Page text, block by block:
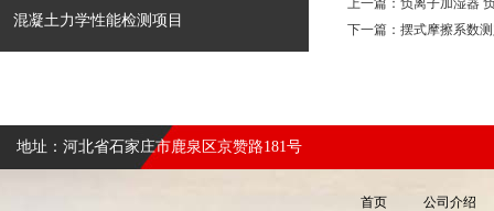
上一篇： 负离子加湿器
下一篇： 摆式摩擦系数
混凝土力学性能检测项目
地址：河北省石家庄市鹿泉区京赞路181号
首页 公司介绍